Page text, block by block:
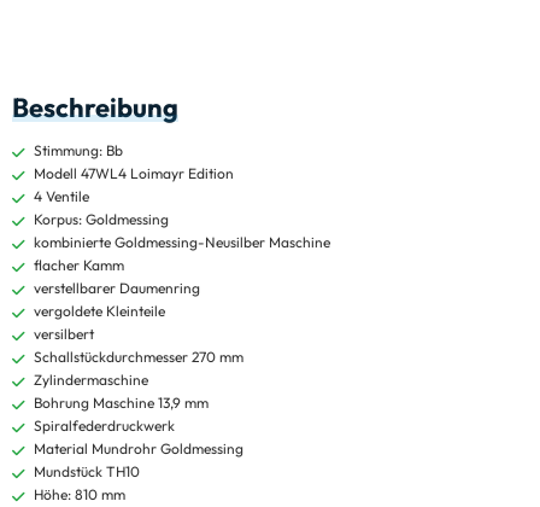
Beschreibung
Stimmung: Bb
Modell 47WL4 Loimayr Edition
4 Ventile
Korpus: Goldmessing
kombinierte Goldmessing-Neusilber Maschine
flacher Kamm
verstellbarer Daumenring
vergoldete Kleinteile
versilbert
Schallstückdurchmesser 270 mm
Zylindermaschine
Bohrung Maschine 13,9 mm
Spiralfederdruckwerk
Material Mundrohr Goldmessing
Mundstück TH10
Höhe: 810 mm